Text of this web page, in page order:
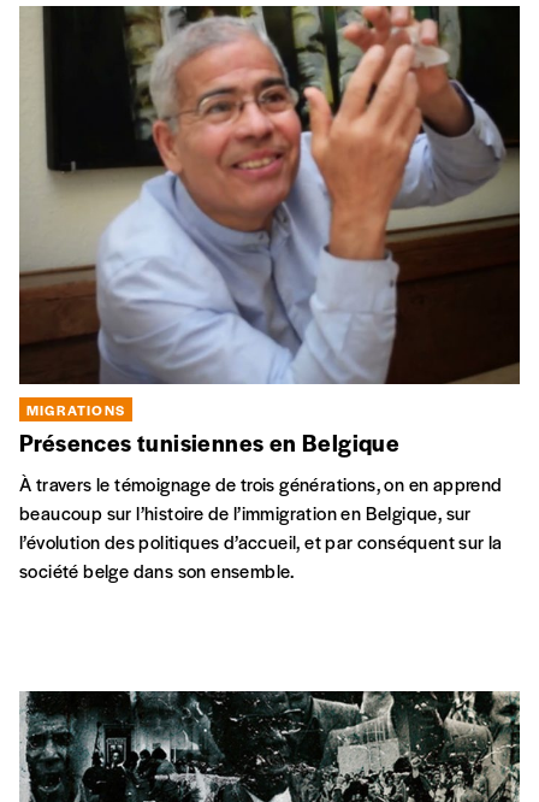
MIGRATIONS
Présences tunisiennes en Belgique
À travers le témoignage de trois générations, on en apprend
beaucoup sur l’histoire de l’immigration en Belgique, sur
l’évolution des politiques d’accueil, et par conséquent sur la
société belge dans son ensemble.
MIGRATIONS
Des vies pour l’égalité
Récit à deux voix de vies et de luttes.
L’émigration basque et béarnaise en
émigrés.